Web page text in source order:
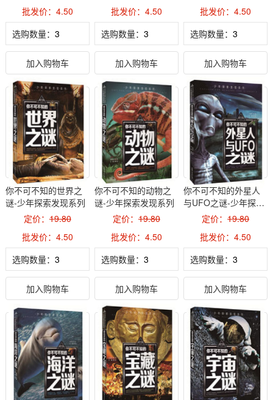
批发价：4.50
选购数量：
加入购物车
批发价：4.50
选购数量：
加入购物车
批发价：4.50
选购数量：
加入购物车
你不可不知的世界之
谜-少年探索发现系列
定价：19.80
批发价：4.50
选购数量：
加入购物车
你不可不知的动物之
谜-少年探索发现系列
定价： 19.80
批发价：4.50
选购数量：
加入购物车
你不可不知的外星人
与UFO之谜-少年探索
发现系列
定价：19.80
批发价：4.50
选购数量：
加入购物车